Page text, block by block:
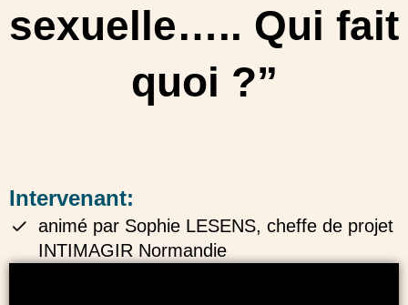
sexuelle….. Qui fait
quoi ?”
Intervenant:
animé par Sophie LESENS, cheffe de projet
INTIMAGIR Normandie